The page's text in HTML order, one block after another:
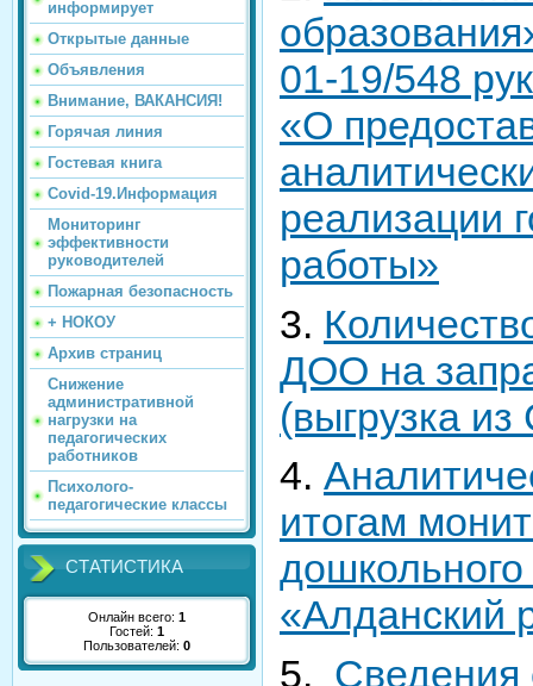
информирует
Открытые данные
Объявления
Внимание, ВАКАНСИЯ!
Горячая линия
Гостевая книга
Covid-19.Информация
Мониторинг
эффективности
руководителей
Пожарная безопасность
+ НОКОУ
Архив страниц
Снижение
административной
нагрузки на
педагогических
работников
Психолого-
педагогические классы
СТАТИСТИКА
Онлайн всего: 1
Гостей: 1
Пользователей: 0
01-19/548
«О
реализации
работы»
3.
ДОО на
(выгрузка
4.
итогам
«Алданский
5. Сведения